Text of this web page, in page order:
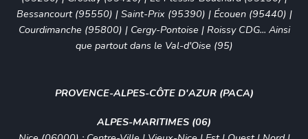
Bessancourt (95550) | Saint-Prix (95390) | Écouen (95440) |
Courdimanche (95800) | Cergy-Pontoise | Roissy CDG... Ainsi
que partout dans le Val-d'Oise (95)
PROVENCE-ALPES-CÔTE D'AZUR (PACA)
ALPES-MARITIMES (06)